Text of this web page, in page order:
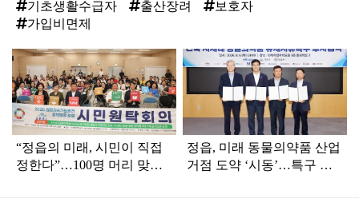
기초생활수급자
출산장려
보호자
가입비면제
탑
라
인
“정읍의 미래, 시민이 직접
정한다”…100명 머리 맞댄
정읍, 미래 동물의약품 산업
거점 도약 ‘시동’…특구 기